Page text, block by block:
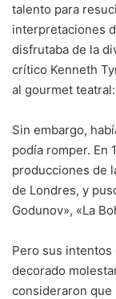
talento para
interpretaciones
disfrutaba de la
crítico Kenneth
al gourmet teatral:
Sin embargo,
podía romper. En
producciones de
de Londres, y
Godunov», «La
Pero sus intentos
decorado
consideraron que